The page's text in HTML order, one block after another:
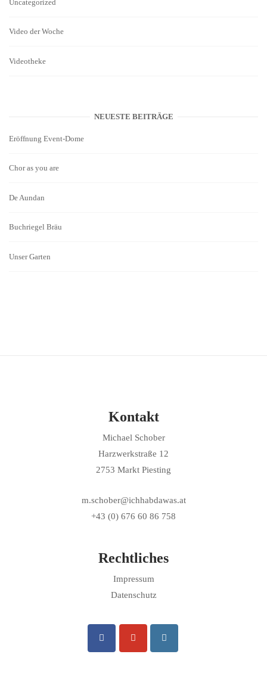
Uncategorized
Video der Woche
Videotheke
NEUESTE BEITRÄGE
Eröffnung Event-Dome
Chor as you are
De Aundan
Buchriegel Bräu
Unser Garten
Kontakt
Michael Schober
Harzwerkstraße 12
2753 Markt Piesting
m.schober@ichhabdawas.at
+43 (0) 676 60 86 758
Rechtliches
Impressum
Datenschutz